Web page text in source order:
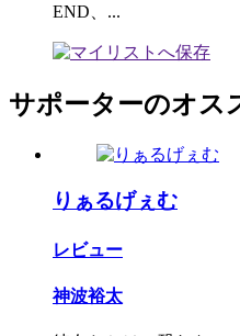
END、...
サポーターのオス
りぁるげぇむ
レビュー
神波裕太